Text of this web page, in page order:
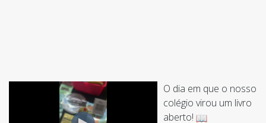
O dia em que o nosso
colégio virou um livro
aberto!